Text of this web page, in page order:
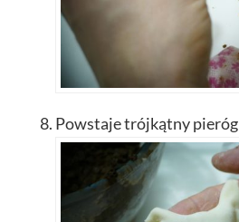
Powstaje trójkątny pieróg